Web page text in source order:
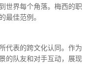
世界每个角落。梅西的职
最佳范例。
代表的跨文化认同。作为
的队友和对手互动，展现